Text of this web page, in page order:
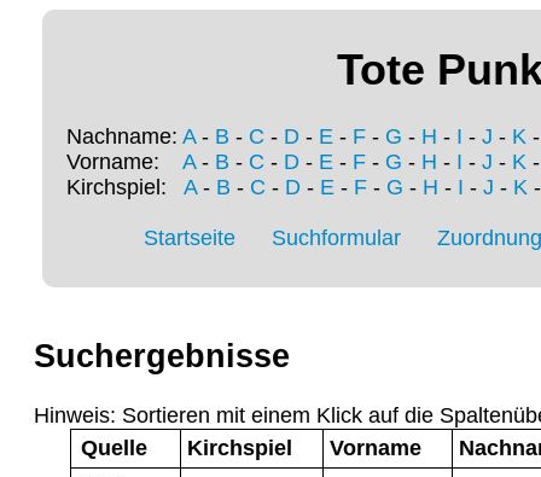
Tote
Nachname: A- B - C - D - E - F - G - H - I - J - K
Vorname: A- B - C - D - E - F - G - H - I - J - K
Kirchspiel: A- B - C - D- E- F- G - H - I - J - K
Startseite Suchformular
Suchergebnisse
Hinweis: Sortieren mit einem Klick auf die
Quelle
Kirchspiel Vorname